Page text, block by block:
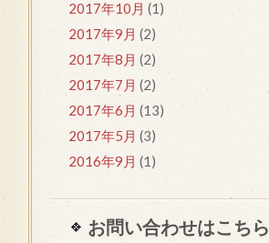
2017年10月 (1)
2017年9月 (2)
2017年8月 (2)
2017年7月 (2)
2017年6月 (13)
2017年5月 (3)
2016年9月 (1)
お問い合わせはこちら